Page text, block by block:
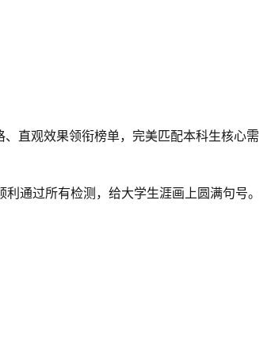
直观效果领衔榜单，完美匹配本科生核心需
通过所有检测，给大学生涯画上圆满句号。